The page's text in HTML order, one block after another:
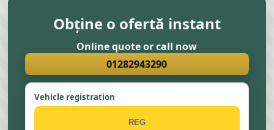
Obține o ofertă instant
Online quote or call now
01282943290
Vehicle registration